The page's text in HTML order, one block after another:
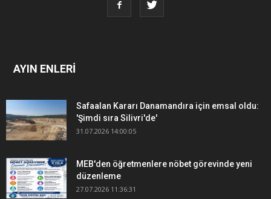
AYIN ENLERİ
Safaalan Kararı Danamandıra için emsal oldu:
'Şimdi sıra Silivri'de'
31.07.2026 14:00:05
MEB'den öğretmenlere nöbet görevinde yeni
düzenleme
27.07.2026 11:36:31